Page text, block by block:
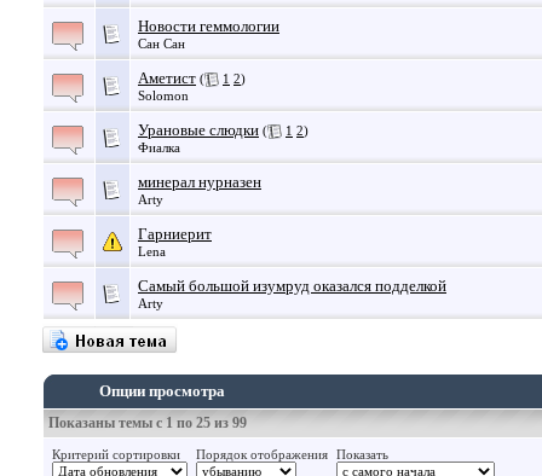
Новости геммологии
Сан Сан
Аметист ( 1 2)
Solomon
Урановые слюдки ( 1 2)
Фиалка
минерал нурназен
Arty
Гарниерит
Lena
Самый большой изумруд оказался подделкой
Arty
Опции просмотра
Показаны темы с 1 по 25 из 99
Критерий сортировки Порядок отображения Показать